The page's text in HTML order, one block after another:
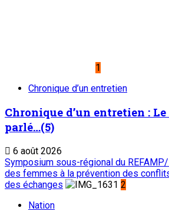
1
Chronique d’un entretien
Chronique d’un entretien :
parlé…(5)
6 août 2026
Symposium sous-régional du
des femmes à la prévention des
des échanges
2
Nation